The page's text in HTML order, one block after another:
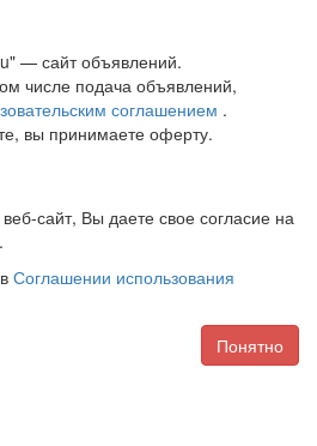
— сайт объявлений.
числе подача объявлений,
соглашением .
вы принимаете оферту.
сайт, Вы даете свое согласие на
Соглашении использования
Понятно